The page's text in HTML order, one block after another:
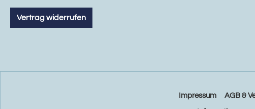
Vertrag widerrufen
Impressum AGB &